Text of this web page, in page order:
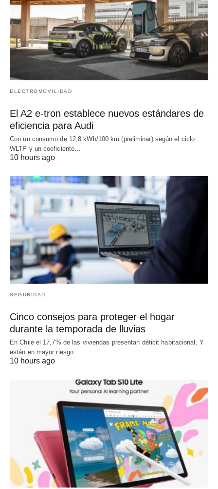
ELECTROMOVILIDAD
El A2 e-tron establece nuevos estándares de
eficiencia para Audi
Con un consumo de 12,8 kWh/100 km (preliminar) según el ciclo
WLTP y un coeficiente…
10 hours ago
SEGURIDAD
Cinco consejos para proteger el hogar
durante la temporada de lluvias
En Chile el 17,7% de las viviendas presentan déficit habitacional. Y
están en mayor riesgo…
10 hours ago